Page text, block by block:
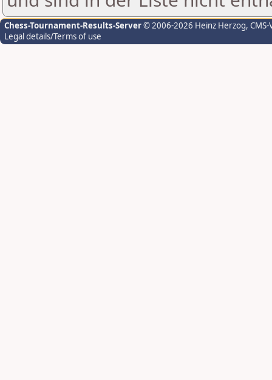
Chess-Tournament-Results-Server© 2006-2026 Heinz Herzog,
Legal details/Terms of use